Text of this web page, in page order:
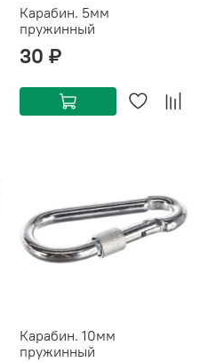
Карабин. 5мм
пружинный
30 ₽
Карабин. 10мм
пружинный